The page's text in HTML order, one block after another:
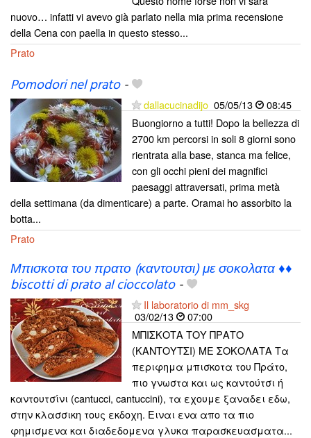
nuovo… infatti vi avevo già parlato nella mia prima recensione
della Cena con paella in questo stesso...
Prato
Pomodori nel prato-
dallacucinadijo 05/05/13
08:45
Buongiorno a tutti! Dopo la bellezza di
2700 km percorsi in soli 8 giorni sono
rientrata alla base, stanca ma felice,
con gli occhi pieni dei magnifici
paesaggi attraversati, prima metà
della settimana (da dimenticare) a parte. Oramai ho assorbito la
botta...
Prato
Μπισκοτα του πρατο (καντουτσι) με σοκολατα ♦♦
biscotti di prato al cioccolato-
Il laboratorio di mm_skg
03/02/13
07:00
ΜΠΙΣΚΟΤΑ ΤΟΥ ΠΡΑΤΟ
(ΚΑΝΤΟΥΤΣΙ) ΜΕ ΣΟΚΟΛΑΤΑ Τα
περιφημα μπισκοτα του Πράτο,
πιο γνωστα και ως καντούτσι ή
καντουτσίνι (cantucci, cantuccini), τα εχουμε ξαναδει εδω,
στην κλασσικη τους εκδοχη. Ειναι ενα απο τα πιο
φημισμενα και διαδεδομενα γλυκα παρασκευασματα...